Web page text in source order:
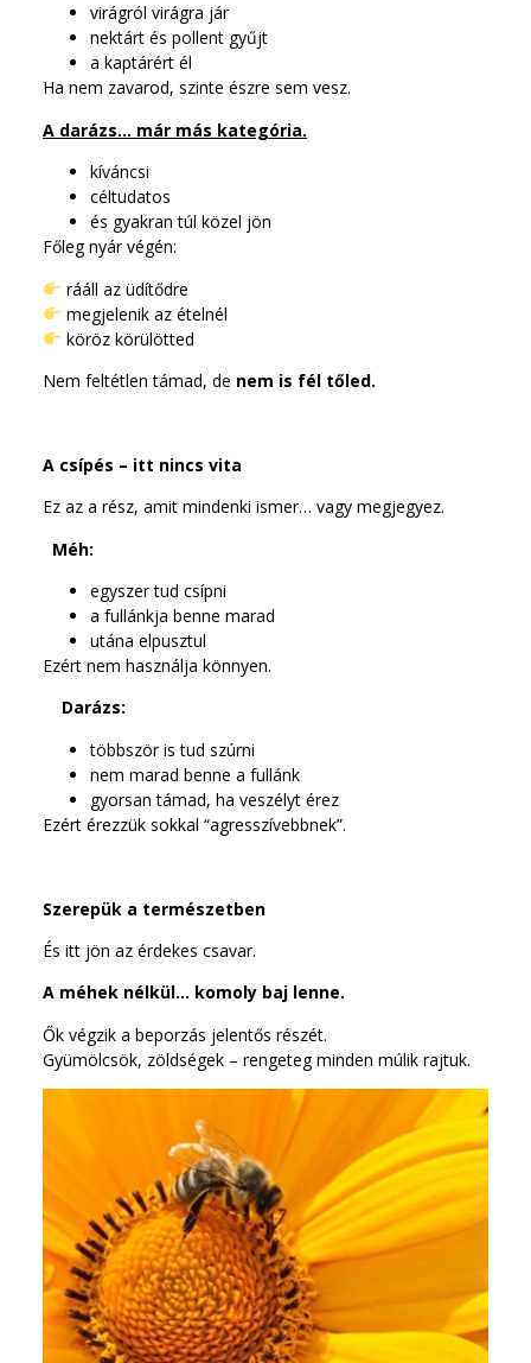
virágról virágra jár
nektárt és pollent gyűjt
a kaptárért él
Ha nem zavarod, szinte észre sem vesz.
A darázs… már más kategória.
kíváncsi
céltudatos
és gyakran túl közel jön
Főleg nyár végén:
rááll az üdítődre
megjelenik az ételnél
köröz körülötted
Nem feltétlen támad, de nem is fél tőled.
A csípés – itt nincs vita
Ez az a rész, amit mindenki ismer… vagy megjegyez.
Méh:
egyszer tud csípni
a fullánkja benne marad
utána elpusztul
Ezért nem használja könnyen.
Darázs:
többször is tud szúrni
nem marad benne a fullánk
gyorsan támad, ha veszélyt érez
Ezért érezzük sokkal “agresszívebbnek”.
Szerepük a természetben
És itt jön az érdekes csavar.
A méhek nélkül… komoly baj lenne.
Ők végzik a beporzás jelentős részét.
Gyümölcsök, zöldségek – rengeteg minden múlik rajtuk.